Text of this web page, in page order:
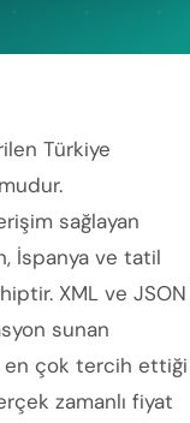
Türkiye
sağlayan
İspanya ve tatil
XML ve JSON
sunan
en çok tercih ettiği
zamanlı fiyat